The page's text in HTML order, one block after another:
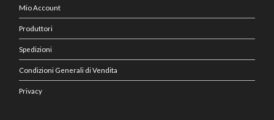
Mio Account
Produttori
Spedizioni
Condizioni Generali di Vendita
Privacy